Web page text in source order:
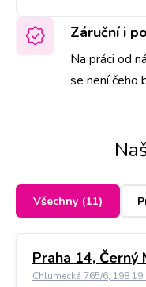
Záruční i
Na práci od
se není čeho
Všechny (11)
Praha 14, Černý
Chlumecká 765/6, 198 19